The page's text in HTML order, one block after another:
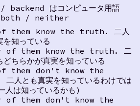
はコンピュータ用語
/ neither
them know the truth. 二人
を知っている
of them know the truth. 二
どちらかが真実を知っている
them don't know the
人とも真実を知っているわけでは
人は知っているかも)
of them don't know the